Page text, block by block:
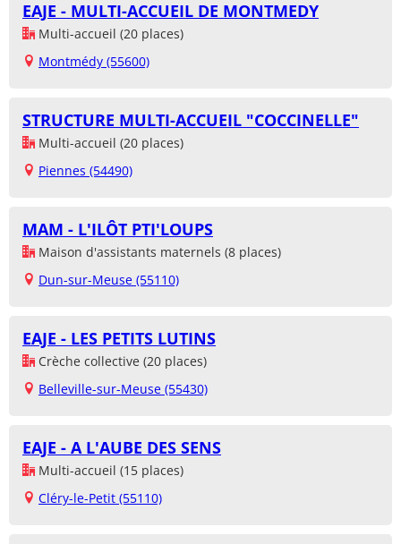
EAJE - MULTI-ACCUEIL DE MONTMEDY
Multi-accueil (20 places)
Montmédy (55600)
STRUCTURE MULTI-ACCUEIL "COCCINELLE"
Multi-accueil (20 places)
Piennes (54490)
MAM - L'ILÔT PTI'LOUPS
Maison d'assistants maternels (8 places)
Dun-sur-Meuse (55110)
EAJE - LES PETITS LUTINS
Crèche collective (20 places)
Belleville-sur-Meuse (55430)
EAJE - A L'AUBE DES SENS
Multi-accueil (15 places)
Cléry-le-Petit (55110)